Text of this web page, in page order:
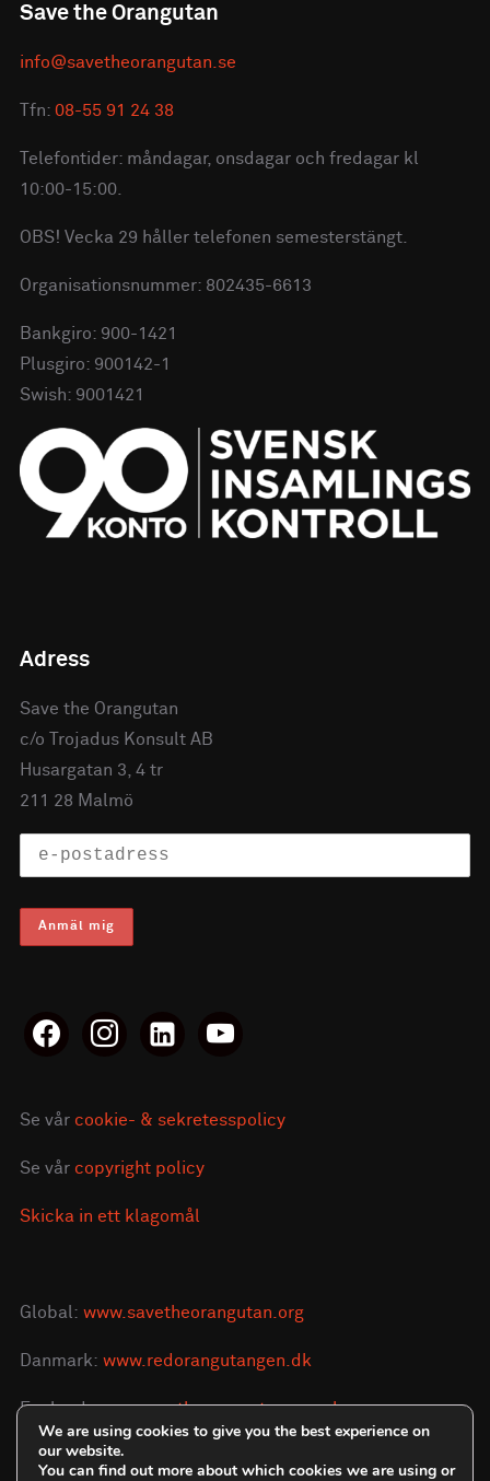
Save the Orangutan
info@savetheorangutan.se
Tfn: 08-55 91 24 38
Telefontider: måndagar, onsdagar och fredagar kl
10:00-15:00.
OBS! Vecka 29 håller telefonen semesterstängt.
Organisationsnummer: 802435-6613
Bankgiro: 900-1421
Plusgiro: 900142-1
Swish: 9001421
Adress
Save the Orangutan
c/o Trojadus Konsult AB
Husargatan 3, 4 tr
211 28 Malmö
facebookinstagramlinkedin-youtube
Se vår cookie- & sekretesspolicy
Se vår copyright policy
Skicka in ett klagomål
Global: www.savetheorangutan.org
Danmark: www.redorangutangen.dk
England:www.savetheorangutan.org.uk
We are using cookies to give you the best experience on
our website.
You can find out more about which cookies we are using or